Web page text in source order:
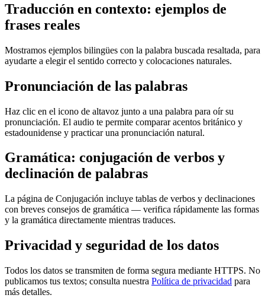
Traducción en contexto: ejemplos de
frases reales
Mostramos ejemplos bilingües con la palabra buscada resaltada, para
ayudarte a elegir el sentido correcto y colocaciones naturales.
Pronunciación de las palabras
Haz clic en el icono de altavoz junto a una palabra para oír su
pronunciación. El audio te permite comparar acentos británico y
estadounidense y practicar una pronunciación natural.
Gramática: conjugación de verbos y
declinación de palabras
La página de Conjugación incluye tablas de verbos y declinaciones
con breves consejos de gramática — verifica rápidamente las formas
y la gramática directamente mientras traduces.
Privacidad y seguridad de los datos
Todos los datos se transmiten de forma segura mediante HTTPS. No
publicamos tus textos; consulta nuestra Política de privacidad para
más detalles.